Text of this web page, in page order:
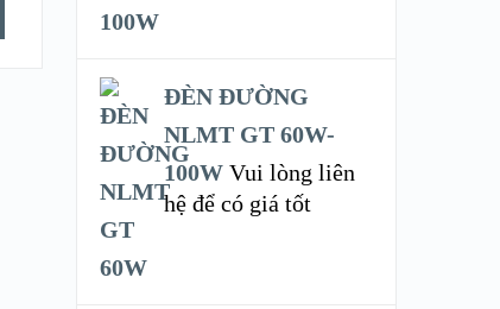
ĐÈN ĐƯỜNG
NLMT GT 60W-
100W Vui lòng liên
hệ để có giá tốt